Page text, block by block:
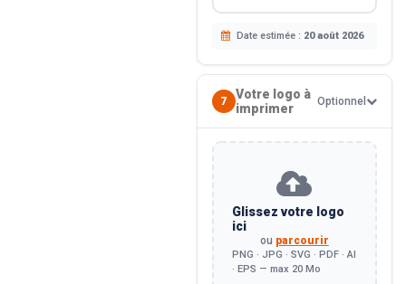
Date estimée : 20 août 2026
7
Votre logo à
imprimer
Optionnel
Glissez votre logo
ici
ou parcourir
PNG · JPG · SVG · PDF · AI
· EPS — max 20 Mo